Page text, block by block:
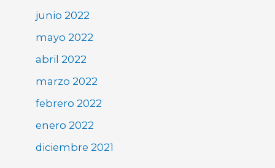
junio 2022
mayo 2022
abril 2022
marzo 2022
febrero 2022
enero 2022
diciembre 2021